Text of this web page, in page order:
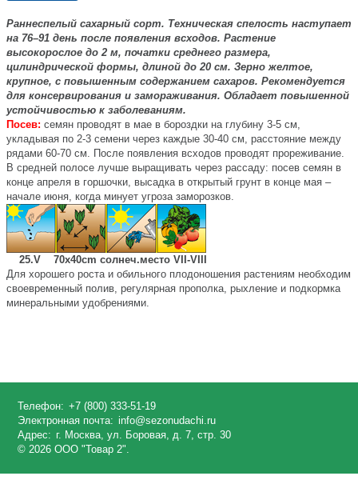
Раннеспелый сахарный сорт. Техническая спелость наступает
на 76–91 день после появления всходов. Растение
высокорослое до 2 м, початки среднего размера,
цилиндрической формы, длиной до 20 см. Зерно желтое,
крупное, с повышенным содержанием сахаров. Рекомендуется
для консервирования и замораживания. Обладает повышенной
устойчивостью к заболеваниям.
Посев: семян проводят в мае в бороздки на глубину 3-5 см,
укладывая по 2-3 семени через каждые 30-40 см, расстояние между
рядами 60-70 см. После появления всходов проводят прореживание.
В средней полосе лучше выращивать через рассаду: посев семян в
конце апреля в горшочки, высадка в открытый грунт в конце мая –
начале июня, когда минует угроза заморозков.
25.V 70х40cm солнеч.место VII-VIII
Для хорошего роста и обильного плодоношения растениям необходим
своевременный полив, регулярная прополка, рыхление и подкормка
минеральными удобрениями.
Телефон: +7 (800) 333-51-19
Электронная почта: info@sezonudachi.ru
Адрес: г. Москва, ул. Боровая, д. 7, стр. 30
© 2026 ООО "Товар 2".